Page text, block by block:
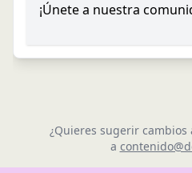
¡Únete a nuestra
¿Quieres sugerir cambios
a